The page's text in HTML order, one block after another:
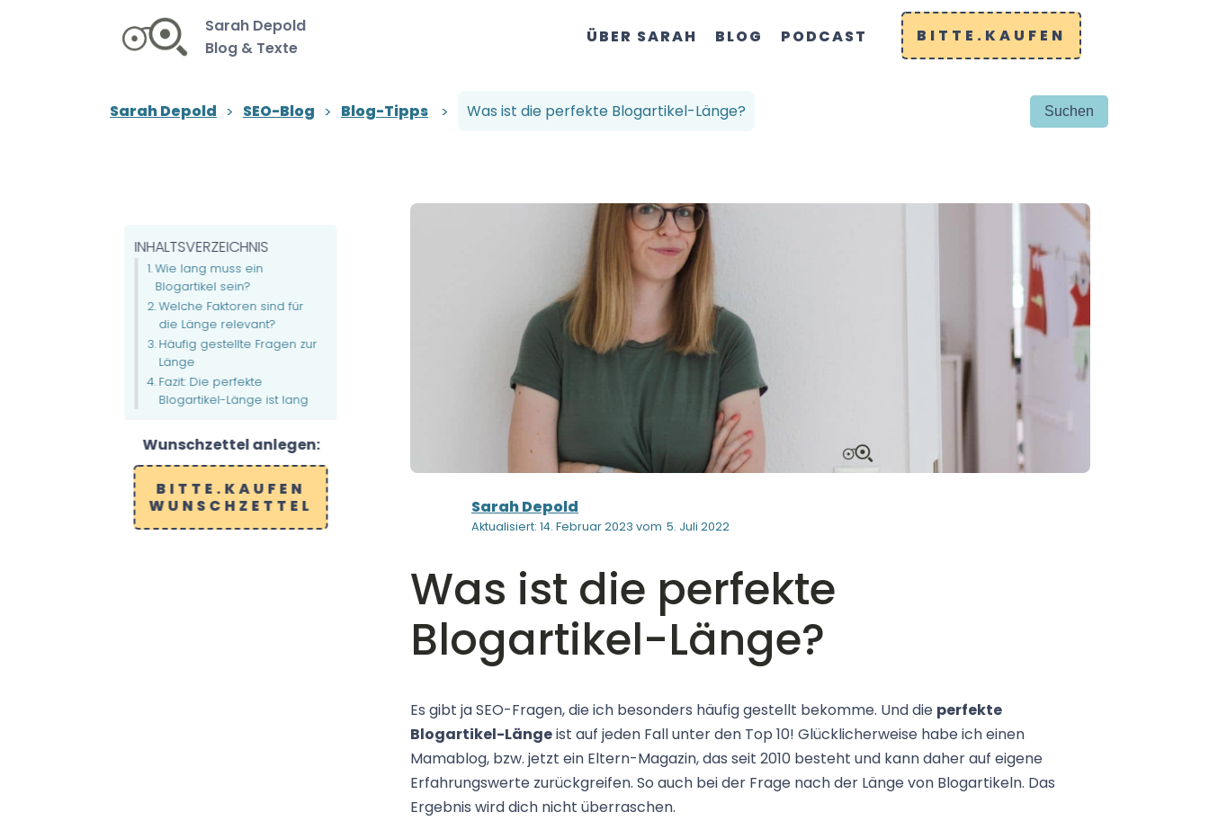
Sarah Depold
Blog & Texte
ÜBER SARAH BLOG PODCAST BITTE.KAUFEN
Sarah Depold SEO-Blog Blog-Tipps Was ist die perfekte Blogartikel-Länge?
Sarah Depold
Aktualisiert: 14. Februar 2023 vom 5. Juli 2022
Was ist die perfekte
Blogartikel-Länge?
INHALTSVERZEICHNIS
Wie lang muss ein
Blogartikel sein?
Welche Faktoren sind für
die Länge relevant?
Häufig gestellte Fragen zur
Länge
Fazit: Die perfekte
Blogartikel-Länge ist lang
Wunschzettel anlegen:
BITTE.KAUFEN
WUNSCHZETTEL
Es gibt ja SEO-Fragen, die ich besonders häufig gestellt bekomme. Und die perfekte
Blogartikel-Längeist auf jeden Fall unter den Top 10! Glücklicherweise habe ich einen
Mamablog, bzw. jetzt ein Eltern-Magazin, das seit 2010 besteht und kann daher auf eigene
Erfahrungswerte zurückgreifen. So auch bei der Frage nach der Länge von Blogartikeln. Das
Ergebnis wird dich nicht überraschen.